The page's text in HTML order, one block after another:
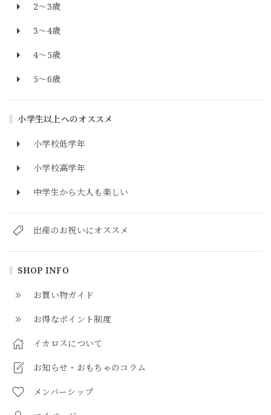
2～3歳
3～4歳
4～5歳
5～6歳
小学生以上へのオススメ
小学校低学年
小学校高学年
中学生から大人も楽しい
出産のお祝いにオススメ
SHOP INFO
お買い物ガイド
お得なポイント制度
イカロスについて
お知らせ・おもちゃのコラム
メンバーシップ